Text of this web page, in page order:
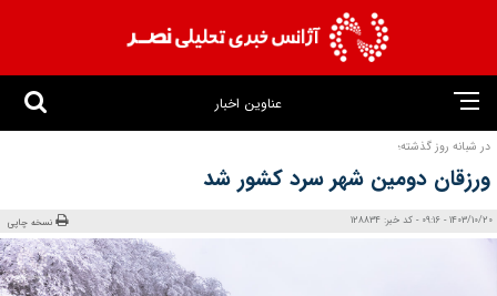
عناوین اخبار
در شبانه روز گذشته؛
ورزقان دومین شهر سرد کشور شد
1403/10/20 - 09:16 - کد خبر: 128834 نسخه چاپی